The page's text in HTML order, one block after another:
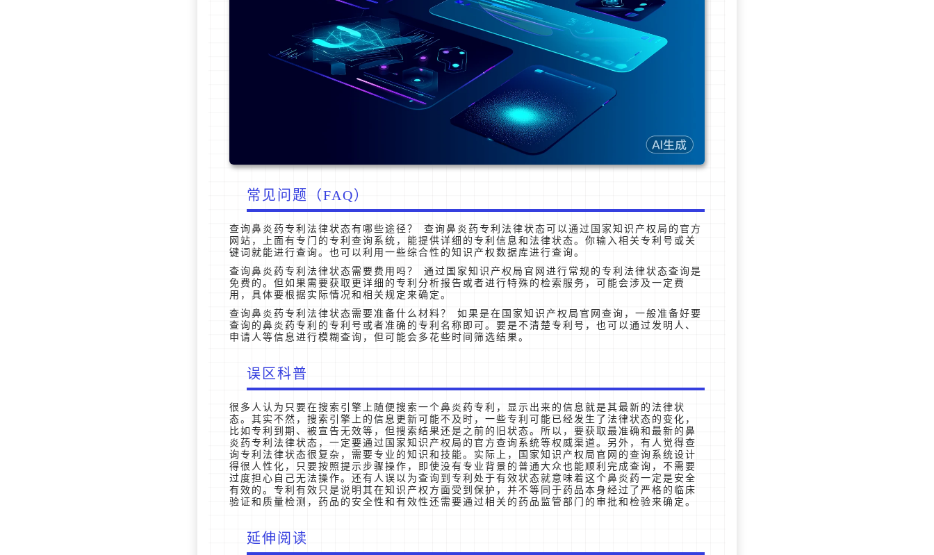
常见问题（FAQ）
查询鼻炎药专利法律状态有哪些途径？ 查询鼻炎药专利法律状态可以通过国家知识产权局的官方
网站，上面有专门的专利查询系统，能提供详细的专利信息和法律状态。你输入相关专利号或关
键词就能进行查询。也可以利用一些综合性的知识产权数据库进行查询。
查询鼻炎药专利法律状态需要费用吗？ 通过国家知识产权局官网进行常规的专利法律状态查询是
免费的。但如果需要获取更详细的专利分析报告或者进行特殊的检索服务，可能会涉及一定费
用，具体要根据实际情况和相关规定来确定。
查询鼻炎药专利法律状态需要准备什么材料？ 如果是在国家知识产权局官网查询，一般准备好要
查询的鼻炎药专利的专利号或者准确的专利名称即可。要是不清楚专利号，也可以通过发明人、
申请人等信息进行模糊查询，但可能会多花些时间筛选结果。
误区科普
很多人认为只要在搜索引擎上随便搜索一个鼻炎药专利，显示出来的信息就是其最新的法律状
态。其实不然，搜索引擎上的信息更新可能不及时，一些专利可能已经发生了法律状态的变化，
比如专利到期、被宣告无效等，但搜索结果还是之前的旧状态。所以，要获取最准确和最新的鼻
炎药专利法律状态，一定要通过国家知识产权局的官方查询系统等权威渠道。另外，有人觉得查
询专利法律状态很复杂，需要专业的知识和技能。实际上，国家知识产权局官网的查询系统设计
得很人性化，只要按照提示步骤操作，即使没有专业背景的普通大众也能顺利完成查询，不需要
过度担心自己无法操作。还有人误以为查询到专利处于有效状态就意味着这个鼻炎药一定是安全
有效的。专利有效只是说明其在知识产权方面受到保护，并不等同于药品本身经过了严格的临床
验证和质量检测，药品的安全性和有效性还需要通过相关的药品监管部门的审批和检验来确定。
延伸阅读